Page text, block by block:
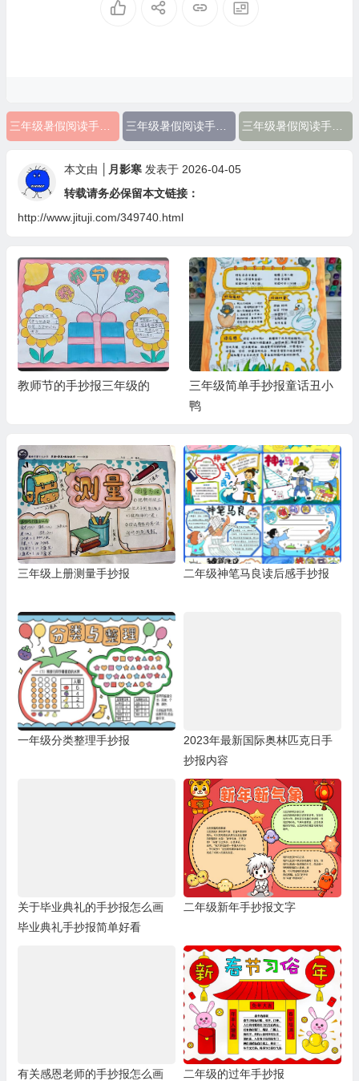
三年级暑假阅读手抄报简单漂亮
本文由 │月影寒发表于 2026-04-05
转载请务必保留本文链接：
http://www.jituji.com/349740.html
教师节的手抄报三年级的
三年级简单手抄报童话丑小
鸭
三年级上册测量手抄报 二年级神笔马良读后感手抄报
一年级分类整理手抄报
2023年最新国际奥林匹克日手
抄报内容
关于毕业典礼的手抄报怎么画
毕业典礼手抄报简单好看
二年级新年手抄报文字
有关感恩老师的手抄报怎么画
二年级的过年手抄报